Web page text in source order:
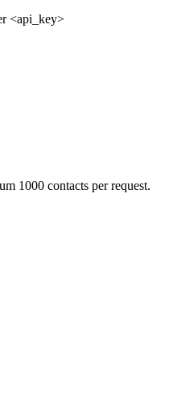
<api_key>
1000 contacts per request.